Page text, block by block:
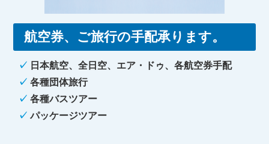
航空券、ご旅行の手配承ります。
✓ 日本航空、全日空、エア・ドゥ、各航空券手配
✓ 各種団体旅行
✓ 各種バスツアー
✓ パッケージツアー